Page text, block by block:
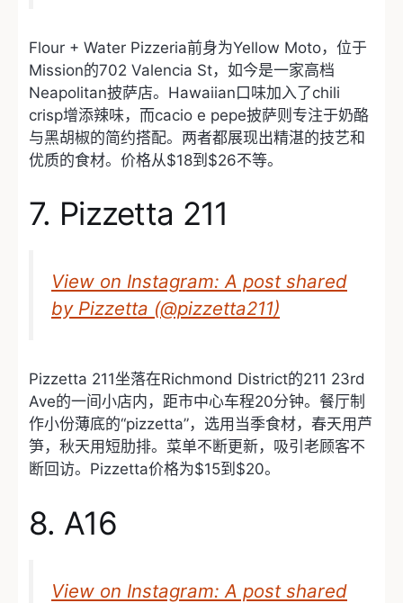
Flour + Water Pizzeria前身为Yellow Moto，位于
Mission的702 Valencia St，如今是一家高档
Neapolitan披萨店。Hawaiian口味加入了chili
crisp增添辣味，而cacio e pepe披萨则专注于奶酪
与黑胡椒的简约搭配。两者都展现出精湛的技艺和
优质的食材。价格从$18到$26不等。
7. Pizzetta 211
View on Instagram: A post shared
by Pizzetta (@pizzetta211)
Pizzetta 211坐落在Richmond District的211 23rd
Ave的一间小店内，距市中心车程20分钟。餐厅制
作小份薄底的“pizzetta”，选用当季食材，春天用芦
笋，秋天用短肋排。菜单不断更新，吸引老顾客不
断回访。Pizzetta价格为$15到$20。
8. A16
View on Instagram: A post shared